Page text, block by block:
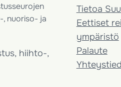
nuoriso- ja
hiihto-,
Tietoa
Eettiset
ympäristö
Palaute